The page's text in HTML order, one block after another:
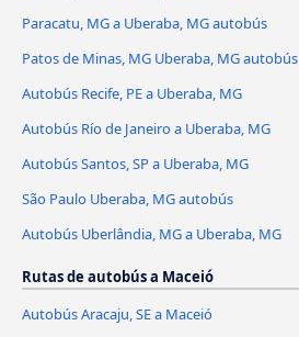
Paracatu, MG a Uberaba, MG autobús
Patos de Minas, MG Uberaba, MG autobús
Autobús Recife, PE a Uberaba, MG
Autobús Río de Janeiro a Uberaba, MG
Autobús Santos, SP a Uberaba, MG
São Paulo Uberaba, MG autobús
Autobús Uberlândia, MG a Uberaba, MG
Rutas de autobús a Maceió
Autobús Aracaju, SE a Maceió